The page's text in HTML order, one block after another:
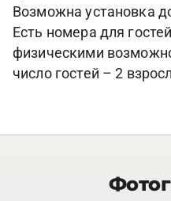
Возможна установка
Есть номера для
физическими
число гостей – 2